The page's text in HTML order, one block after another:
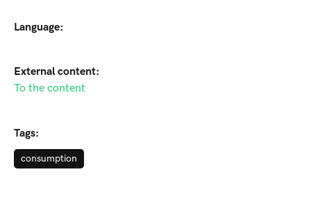
Language:
External content:
To the content
Tags:
consumption